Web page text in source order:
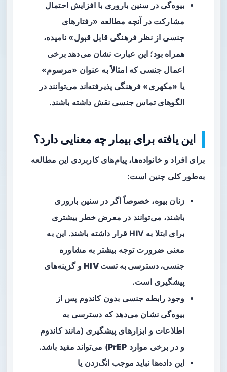
بیوه‌گی در سنین باروری با افزایش احتمال
مشارکت در آنچه مطالعه «رفتارهای
جنسی از نظر فرهنگی قابل قبول» نامیده،
همراه بود؛ این عبارت نشان می‌دهد برخی
اعمال جنسی که امثالاً به عنوان «مرسوم»
یا «مکهری» فرهنگی پذیرفته‌اند می‌توانند در
الگوهای تماس جنسی نقش داشته باشند.
این یافته برای بیمار چه معنایی دارد؟
برای افراد و خانواده‌ها، پیام‌های کاربردی این مطالعه
به‌طور کلی چنین است:
زنان بیوه، خصوصاً اگر در سنین باروری
باشند، می‌توانند در معرض خطر بیشتری
برای ابتلا به HIV قرار داشته باشند. این به
معنی ضرورت توجه بیشتر به مشاوره
جنسی، دسترسی به تست HIV
و گزینه‌های
پیشگیری است.
وجود رابطه جنسی بدون کاندوم پس از
بیوه‌گی نشان می‌دهد که دسترسی به
اطلاعات و ابزارهای پیشگیری (مانند کاندوم
و در برخی موارد PrEP) می‌تواند مفید باشد.
این داده‌ها نباید موجب انگ‌زدن یا